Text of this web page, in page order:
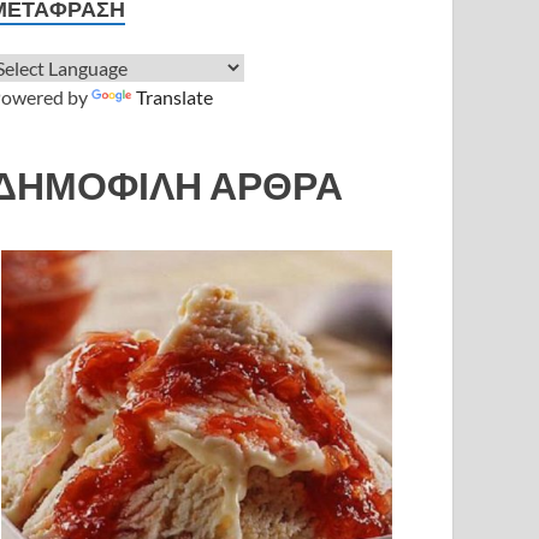
by Translate
ΑΡΘΡΑ